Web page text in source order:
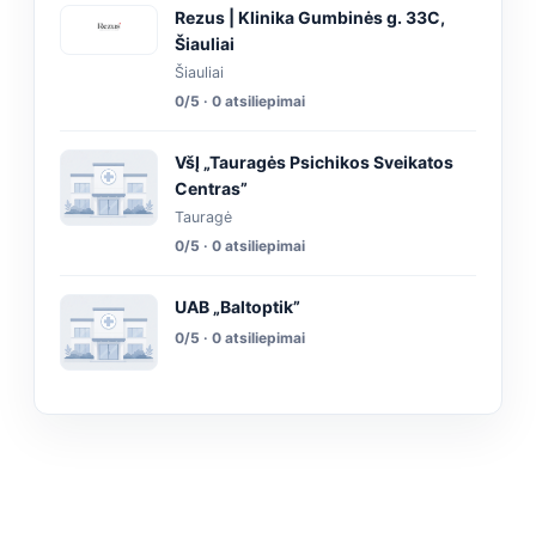
Rezus | Klinika Gumbinės g. 33C,
Šiauliai
Šiauliai
0/5 · 0 atsiliepimai
VšĮ „Tauragės Psichikos Sveikatos
Centras”
Tauragė
0/5 · 0 atsiliepimai
UAB „Baltoptik”
0/5 · 0 atsiliepimai